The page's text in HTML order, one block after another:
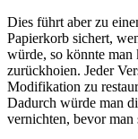
Dies führt aber zu
Papierkorb sichert,
würde, so könnte man
zurückhoien. Jeder
Modifikation zu
Dadurch würde man
vernichten, bevor man